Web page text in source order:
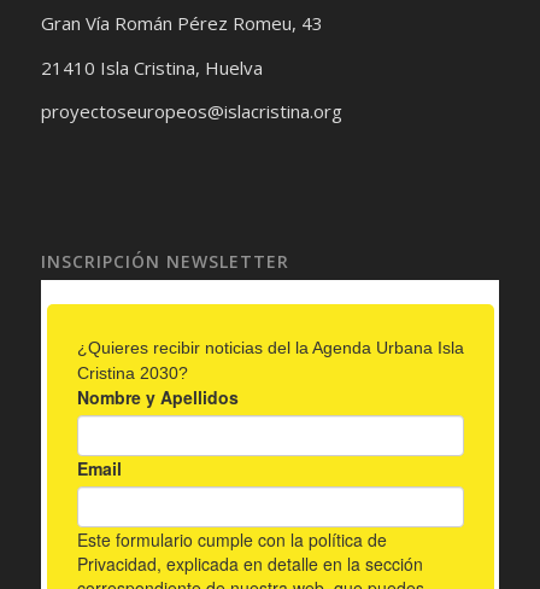
Gran Vía Román Pérez Romeu, 43
21410 Isla Cristina, Huelva
proyectoseuropeos@islacristina.org
INSCRIPCIÓN NEWSLETTER